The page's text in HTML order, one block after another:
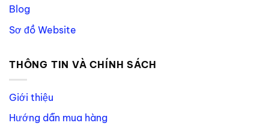
Blog
Sơ đồ Website
THÔNG TIN VÀ CHÍNH SÁCH
Giới thiệu
Hướng dẫn mua hàng